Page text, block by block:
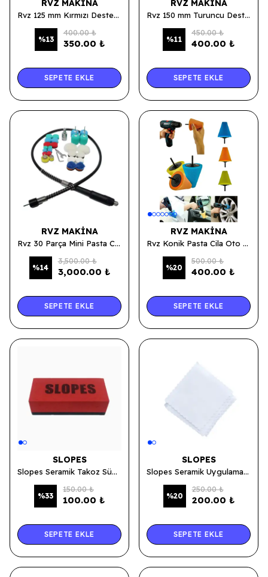
RVZ MAKINA
Rvz 125 mm Kırmızı Destek Tabanlı Hare Giderici ve Cila Süngeri
%13
400.00 ₺
350.00 ₺
SEPETE EKLE
RVZ MAKINA
Rvz 150 mm Turuncu Destek Tabanlı Hare Giderici ve Cila Süngeri
%11
450.00 ₺
400.00 ₺
SEPETE EKLE
RVZ MAKINA
Rvz 30 Parça Mini Pasta Cila Makina Uzatma Seti
%14
3,500.00 ₺
3,000.00 ₺
SEPETE EKLE
RVZ MAKINA
Rvz Konik Pasta Cila Oto Parlatma Polisaj Süngeri Aparatı Matkap Ucu Jant Temizlik Seti (3 Parça)
%20
500.00 ₺
400.00 ₺
SEPETE EKLE
SLOPES
Slopes Seramik Takoz Süngeri
%33
150.00 ₺
100.00 ₺
SEPETE EKLE
SLOPES
Slopes Seramik Uygulama Bezi 10'lu Paket
%20
250.00 ₺
200.00 ₺
SEPETE EKLE